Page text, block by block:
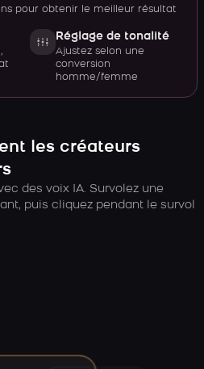
pour obtenir le meilleur résultat
Réglage de tonalité
Ajustez selon une
conversion
homme/femme
les créateurs
des voix IA. Survolez une
puis cliquez pendant le survol